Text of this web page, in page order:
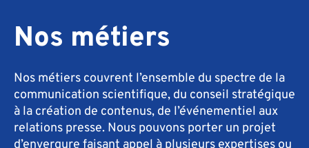
Nos métiers
Nos métiers couvrent l’ensemble du spectre de la
communication scientifique, du conseil stratégique
à la création de contenus, de l’événementiel aux
relations presse. Nous pouvons porter un projet
d’envergure faisant appel à plusieurs expertises ou